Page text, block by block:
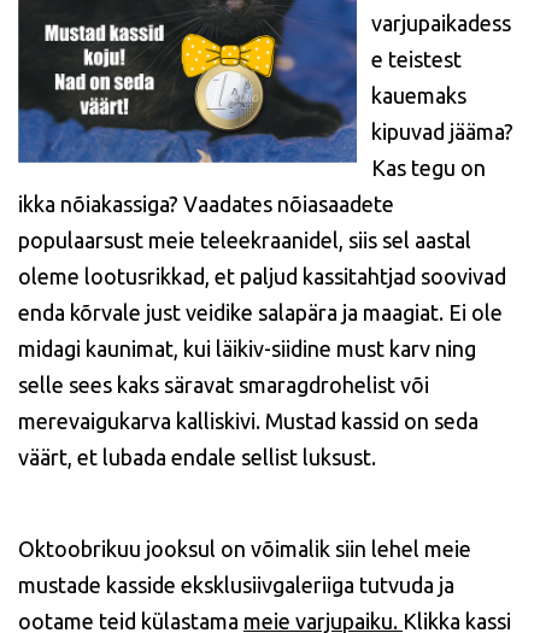
varjupaikadess
e teistest
kauemaks
kipuvad jääma?
Kas tegu on
ikka nõiakassiga? Vaadates nõiasaadete
populaarsust meie teleekraanidel, siis sel aastal
oleme lootusrikkad, et paljud kassitahtjad soovivad
enda kõrvale just veidike salapära ja maagiat. Ei ole
midagi kaunimat, kui läikiv-siidine must karv ning
selle sees kaks säravat smaragdrohelist või
merevaigukarva kalliskivi. Mustad kassid on seda
väärt, et lubada endale sellist luksust.
Oktoobrikuu jooksul on võimalik siin lehel meie
mustade kasside eksklusiivgaleriiga tutvuda ja
ootame teid külastama meie varjupaiku. Klikka kassi